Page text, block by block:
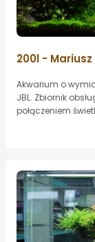
200l -
Akwarium o
JBL. Zbiornik
połączeniem